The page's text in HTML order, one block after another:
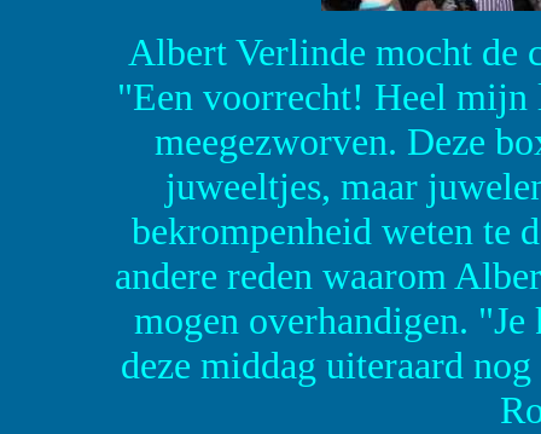
Albert Verlinde mocht de
"Een voorrecht! Heel mijn
meegezworven. Deze
juweeltjes, maar
bekrompenheid weten te
andere reden waarom
mogen overhandigen.
deze middag uiteraard